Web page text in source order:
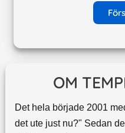
OM
Det hela började 2001
det ute just nu?" Sedan